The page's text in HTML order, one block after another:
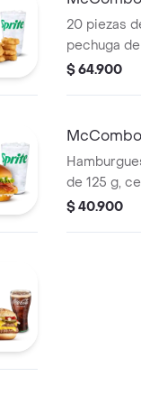
pzas
20 piezas
pechuga
$ 64.900
de 125 g,
cheddar
$ 40.900